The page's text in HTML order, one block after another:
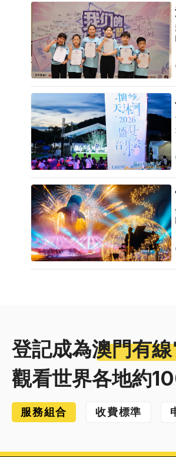
登記成為澳門有
觀看世界各地約
服務組合 收費標準